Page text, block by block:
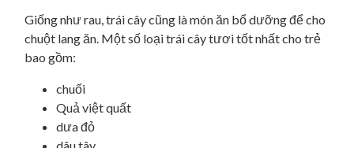
Giống như rau, trái cây cũng là món ăn bổ dưỡng để cho
chuột lang ăn. Một số loại trái cây tươi tốt nhất cho trẻ
bao gồm:
chuối
Quả việt quất
dưa đỏ